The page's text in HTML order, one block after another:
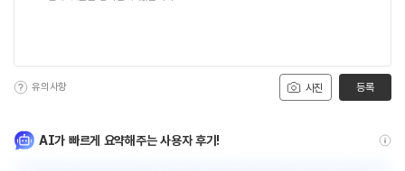
사진
유의사항 등록
AI가 빠르게 요약해주는 사용자 후기!